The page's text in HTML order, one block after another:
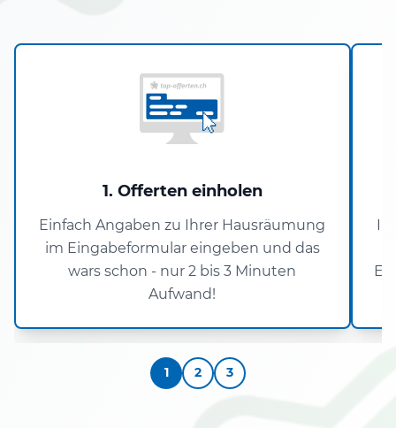
1. Offerten einholen
Einfach Angaben zu Ihrer Hausräumung
im Eingabeformular eingeben und das
wars schon - nur 2 bis 3 Minuten
Aufwand!
1 2 3